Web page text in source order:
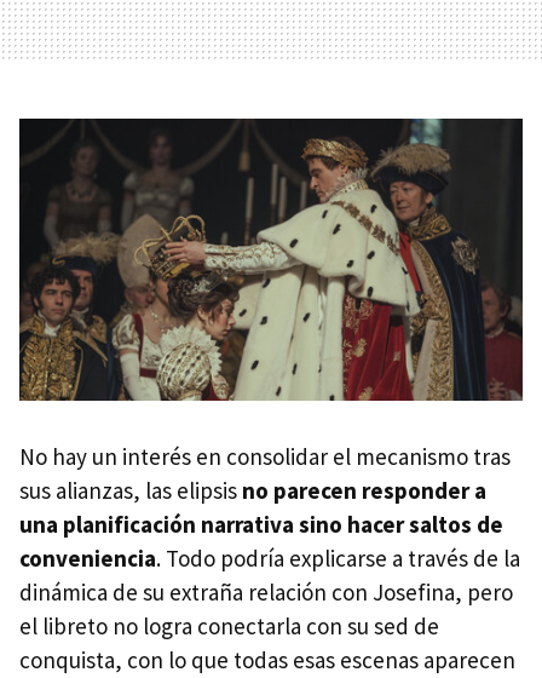
No hay un interés en consolidar el mecanismo tras
sus alianzas, las elipsis no parecen responder a
una planificación narrativa sino hacer saltos de
conveniencia. Todo podría explicarse a través de la
dinámica de su extraña relación con Josefina, pero
el libreto no logra conectarla con su sed de
conquista, con lo que todas esas escenas aparecen